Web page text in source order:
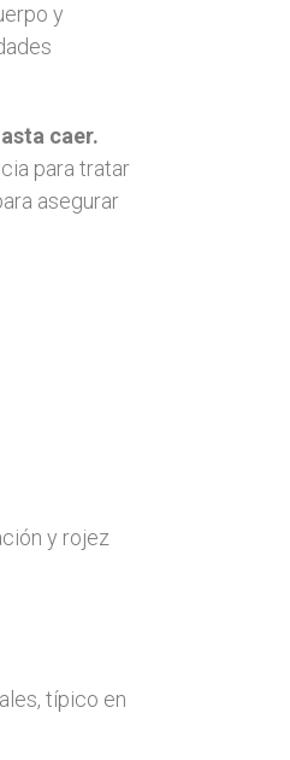
y
caer.
para tratar
asegurar
y rojez
típico en